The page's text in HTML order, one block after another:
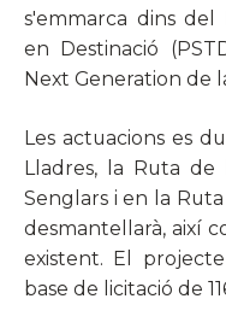
s'emmarca dins del
en Destinació
Next Generation de
Les actuacions es
Lladres, la Ruta de
Senglars i en la
desmantellarà, així
existent. El
base de licitació de